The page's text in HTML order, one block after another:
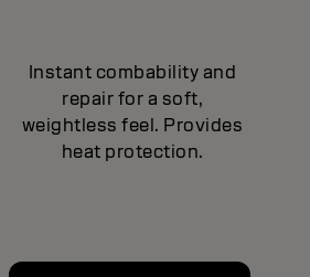
Instant combability and
repair for a soft,
weightless feel. Provides
heat protection.